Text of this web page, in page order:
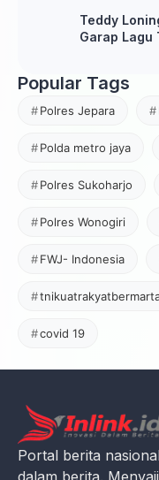
Teddy
Garap Lagu
Popular Tags
Polres Jepara
Polda metro jaya
Polres Sukoharjo
Polres Wonogiri
FWJ- Indonesia
covid 19
Portal berita
dalam berita.